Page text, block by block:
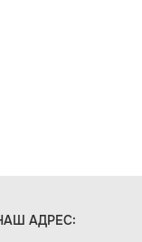
АДРЕС: